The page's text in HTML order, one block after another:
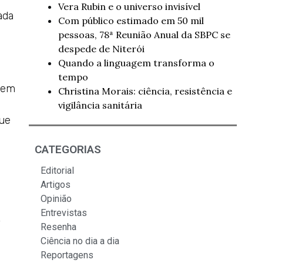
Vera Rubin e o universo invisível
Com público estimado em 50 mil
pessoas, 78ª Reunião Anual da SBPC se
despede de Niterói
Quando a linguagem transforma o
tempo
Christina Morais: ciência, resistência e
vigilância sanitária
CATEGORIAS
Editorial
Artigos
Opinião
Entrevistas
Resenha
Ciência no dia a dia
Reportagens